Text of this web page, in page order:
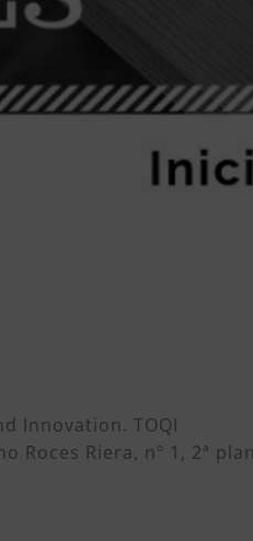
Innovation. TOQI
Roces Riera, nº 1, 2ª